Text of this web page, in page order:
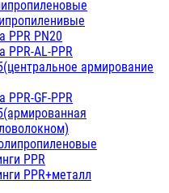
PPR PN20
PPR-AL-PPR
армирование
PPR-GF-PPR
PPR
PPR+металл